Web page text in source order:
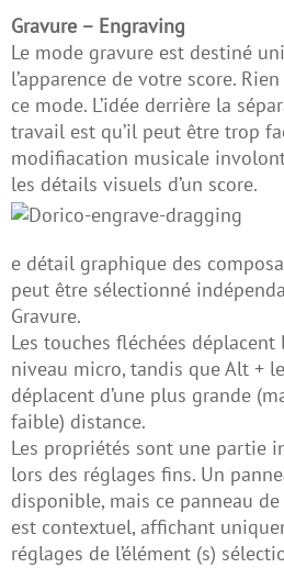
Gravure – Engraving
Le mode gravure est destiné
l’apparence de votre score.
ce mode. L’idée derrière la
travail est qu’il peut être trop
modifiacation musicale
les détails visuels d’un score.
e détail graphique des
peut être sélectionné
Gravure.
Les touches fléchées
niveau micro, tandis que Alt +
déplacent d’une plus grande
faible) distance.
Les propriétés sont une partie
lors des réglages fins. Un
disponible, mais ce panneau
est contextuel, affichant
réglages de l’élément (s)